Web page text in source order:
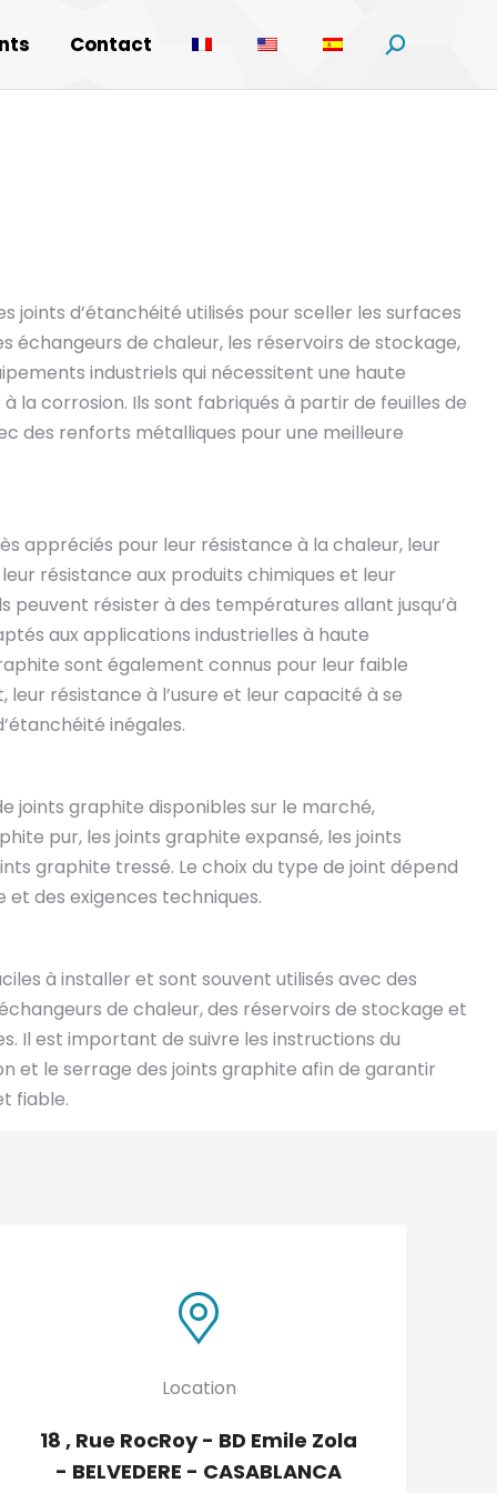
Contact
Recherche
joints d’étanchéité utilisés pour sceller les surfaces
échangeurs de chaleur, les réservoirs de stockage,
industriels qui nécessitent une haute
la corrosion. Ils sont fabriqués à partir de feuilles de
des renforts métalliques pour une meilleure
appréciés pour leur résistance à la chaleur, leur
résistance aux produits chimiques et leur
peuvent résister à des températures allant jusqu’à
aux applications industrielles à haute
sont également connus pour leur faible
résistance à l’usure et leur capacité à se
inégales.
joints graphite disponibles sur le marché,
pur, les joints graphite expansé, les joints
graphite tressé. Le choix du type de joint dépend
et des exigences techniques.
à installer et sont souvent utilisés avec des
de chaleur, des réservoirs de stockage et
Il est important de suivre les instructions du
et le serrage des joints graphite afin de garantir
fiable.
Location
18 , Rue RocRoy - BD Emile Zola
- BELVEDERE - CASABLANCA